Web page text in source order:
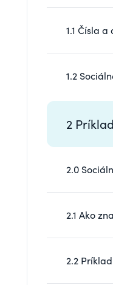
1.1 Čísla
1.2
2
2.0
2.1 Ako
2.2